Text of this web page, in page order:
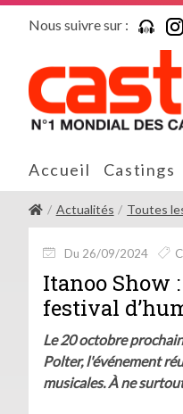
Nous suivre sur :
Accueil Castings
Actualités Toutes
Du 26/09/2024
Itanoo Show
festival
Le 20 octobre
Polter, l'événement
musicales. À ne